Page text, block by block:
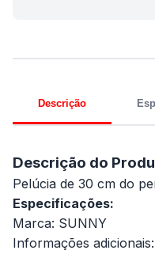
Descrição
Descrição do
Pelúcia de 30 cm do
Especificações:
Marca: SUNNY
Informações